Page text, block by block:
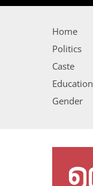
Home
Politics
Caste
Education
Gender